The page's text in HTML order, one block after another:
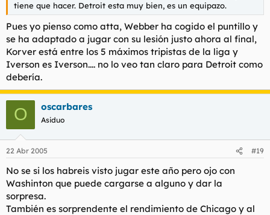
tiene que hacer. Detroit esta muy bien, es un equipazo.
Pues yo pienso como atta, Webber ha cogido el puntillo y
se ha adaptado a jugar con su lesión justo ahora al final,
Korver está entre los 5 máximos tripistas de la liga y
Iverson es Iverson.... no lo veo tan claro para Detroit como
debería.
O oscarbares
Asiduo
22 Abr 2005 #19
No se si los habreis visto jugar este año pero ojo con
Washinton que puede cargarse a alguno y dar la
sorpresa.
También es sorprendente el rendimiento de Chicago y al